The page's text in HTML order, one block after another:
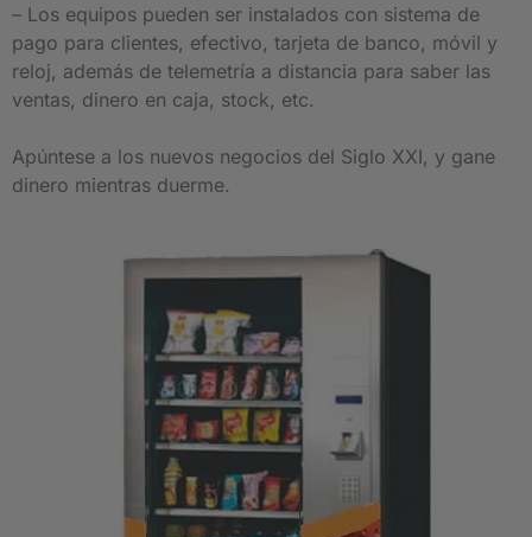
– Los equipos pueden ser instalados con sistema de
pago para clientes, efectivo, tarjeta de banco, móvil y
reloj, además de telemetría a distancia para saber las
ventas, dinero en caja, stock, etc.
Apúntese a los nuevos negocios del Siglo XXI, y gane
dinero mientras duerme.